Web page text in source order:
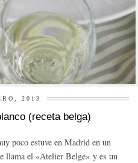
2013
(receta belga)
poco estuve en Madrid en un
llama el «Atelier Belge» y es un